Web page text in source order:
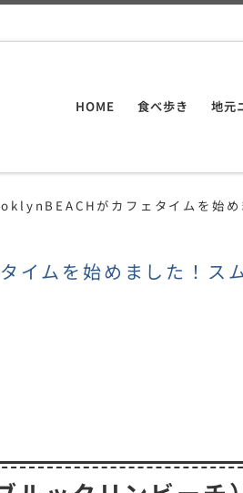
HOME 食べ歩き 地元
がカフェタイムを始め
イムを始めました！ス